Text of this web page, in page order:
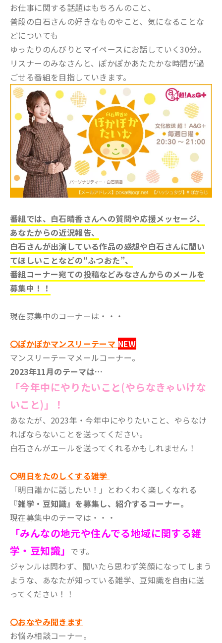
お仕事に関する話題はもちろんのこと、
普段の白石さんの好きなものやこと、気になることな
どについても
ゆったりのんびりとマイペースにお話していく30分。
リスナーのみなさんと、ぽかぽかあたたかな時間が過
ごせる番組を目指していきます。
番組では、白石晴香さんへの質問や応援メッセージ、
あなたからの近況報告、
白石さんが出演している作品の感想や白石さんに聞い
てほしいことなどの“ふつおた”、
番組コーナー宛ての投稿などみなさんからのメールを
募集中！！
現在募集中のコーナーは・・・
〇ぽかぽかマンスリーテーマ NEW
マンスリーテーマメールコーナー。
2023年11月のテーマは…
「今年中にやりたいこと(やらなきゃいけな
いこと)」！
あなたが、2023年・今年中にやりたいこと、やらなけ
ればならないことを送ってください。
白石さんがエールを送ってくれるかもしれません！
〇明日をたのしくする雑学
「明日誰かに話したい！」とわくわく楽しくなれる
『雑学・豆知識』を募集し、紹介するコーナー。
現在募集中のテーマは・・・
「みんなの地元や住んでる地域に関する雑
学・豆知識」 です。
ジャンルは問わず、聞いたら思わず笑顔になってしまう
ような、あなたが知っている雑学、豆知識を自由に送
ってください！！
〇おなやみ聞きます
お悩み相談コーナー。